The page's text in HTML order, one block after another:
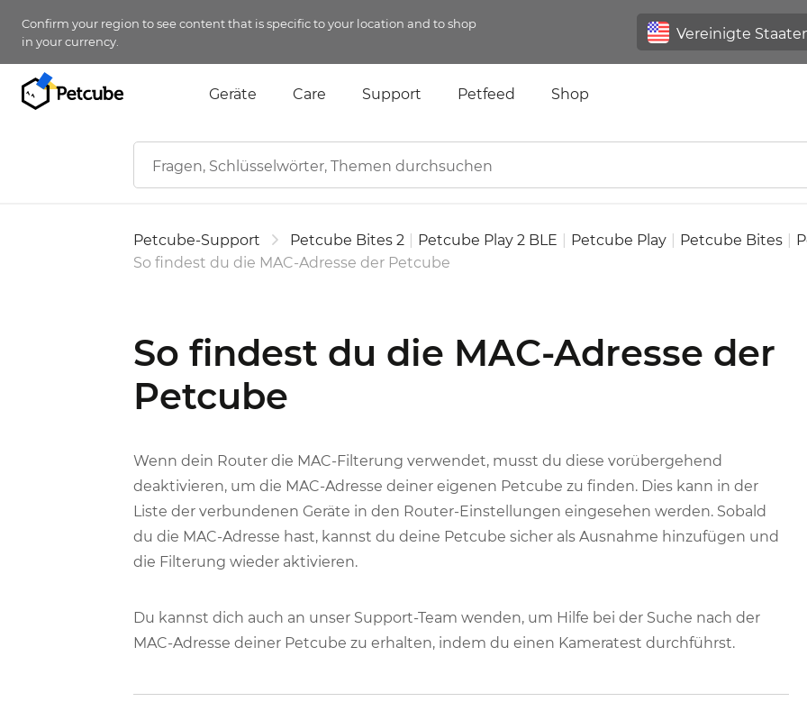
Confirm your region to see content that is specific to your location and to shop
in your currency.
Geräte Care Support Petfeed Shop
Petcube-Support Petcube Bites 2 Petcube Play 2 BLE Petcube Play Petcube Bites
So findest du die MAC-Adresse der Petcube
So findest du die MAC-Adresse der
Petcube
Wenn dein Router die MAC-Filterung verwendet, musst du diese vorübergehend
deaktivieren, um die MAC-Adresse deiner eigenen Petcube zu finden. Dies kann in der
Liste der verbundenen Geräte in den Router-Einstellungen eingesehen werden. Sobald
du die MAC-Adresse hast, kannst du deine Petcube sicher als Ausnahme hinzufügen und
die Filterung wieder aktivieren.
Du kannst dich auch an unser Support-Team wenden, um Hilfe bei der Suche nach der
MAC-Adresse deiner Petcube zu erhalten, indem du einen Kameratest durchführst.